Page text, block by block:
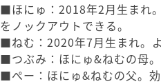
■ほにゅ：2018年2月生まれ
をノックアウトできる。
■ねむ：2020年7月生まれ。
■つぶみ：ほにゅ&ねむの母。
■ぺー：ほにゅ&ねむの父。